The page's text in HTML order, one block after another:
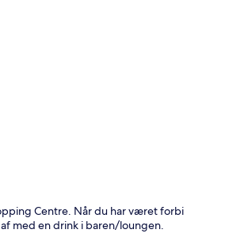
Centre. Når du har været forbi
med en drink i baren/loungen.